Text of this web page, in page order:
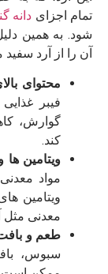
تمام اجزای دانه
‌شود. به همین
آن را از آرد سفید
محتوای
فیبر
گوارش،
کند.
ویتامین ‌ها
مواد
معدنی مثل
طعم و
سبوس،